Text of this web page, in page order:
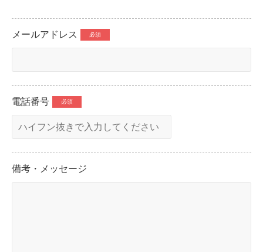
メールアドレス
電話番号
備考・メッセージ